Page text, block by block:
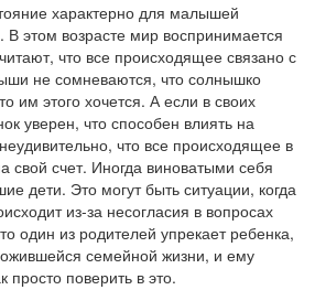
характерно для малышей
В этом возрасте мир воспринимается
что все происходящее связано с
не сомневаются, что солнышко
им этого хочется. А если в своих
уверен, что способен влиять на
что все происходящее в
свой счет. Иногда виноватыми себя
дети. Это могут быть ситуации, когда
из-за несогласия в вопросах
один из родителей упрекает ребенка,
семейной жизни, и ему
просто поверить в это.